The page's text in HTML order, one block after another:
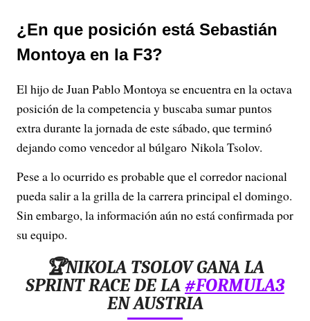
¿En que posición está Sebastián
Montoya en la F3?
El hijo de Juan Pablo Montoya se encuentra en la octava
posición de la competencia y buscaba sumar puntos
extra durante la jornada de este sábado, que terminó
dejando como vencedor al búlgaro Nikola Tsolov.
Pese a lo ocurrido es probable que el corredor nacional
pueda salir a la grilla de la carrera principal el domingo.
Sin embargo, la información aún no está confirmada por
su equipo.
🏆NIKOLA TSOLOV GANA LA
SPRINT RACE DE LA#FORMULA3
EN AUSTRIA